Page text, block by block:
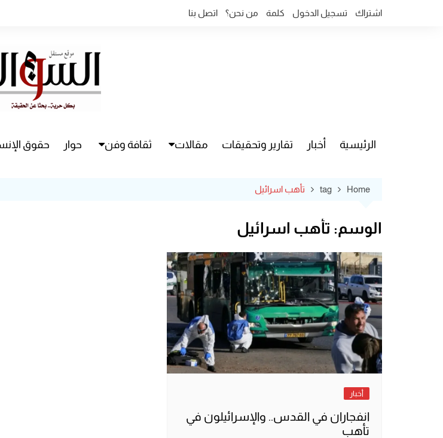
اشتراك تسجيل الدخول كلمة من نحن؟ اتصل بنا
الرئيسية أخبار تقارير وتحقيقات مقالات ثقافة وفن حوار حقوق
Home
tag تأهب اسرائيل
الوسم: تأهب اسرائيل
أخبار
انفجاران في القدس.. والإسرائيلون في
تأهب